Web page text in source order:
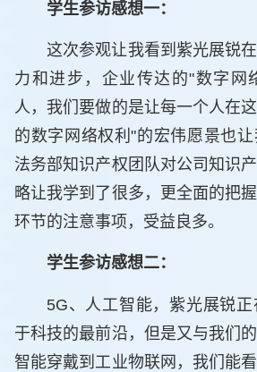
学生参访感想一：
这次参观让我看到紫光展锐
力和进步，企业传达的"数字网
人，我们要做的是让每一个人在
的数字网络权利"的宏伟愿景也
法务部知识产权团队对公司知识
略让我学到了很多，更全面的把
环节的注意事项，受益良多。
学生参访感想二：
5G、人工智能，紫光展锐
于科技的最前沿，但是又与我们
智能穿戴到工业物联网，我们能